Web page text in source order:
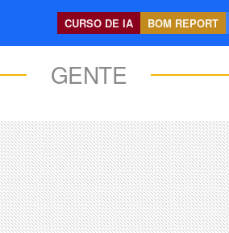
CURSO DE IA BOM REPORT
GENTE